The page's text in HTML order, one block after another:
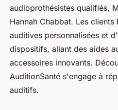
fabienne•9 avril 2025•4 min de
audioprothésistes qualifiés,
Hannah Chabbat. Les clients
auditives personnalisées et
dispositifs, allant des aides
accessoires innovants.
AuditionSanté s'engage à
auditifs.